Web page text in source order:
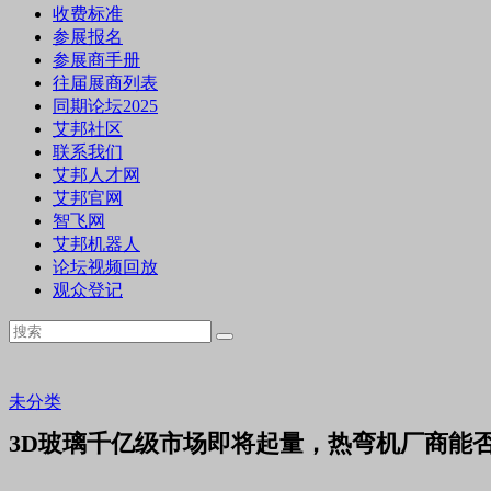
收费标准
参展报名
参展商手册
往届展商列表
同期论坛2025
艾邦社区
联系我们
艾邦人才网
艾邦官网
智飞网
艾邦机器人
论坛视频回放
观众登记
未分类
3D玻璃千亿级市场即将起量，热弯机厂商能